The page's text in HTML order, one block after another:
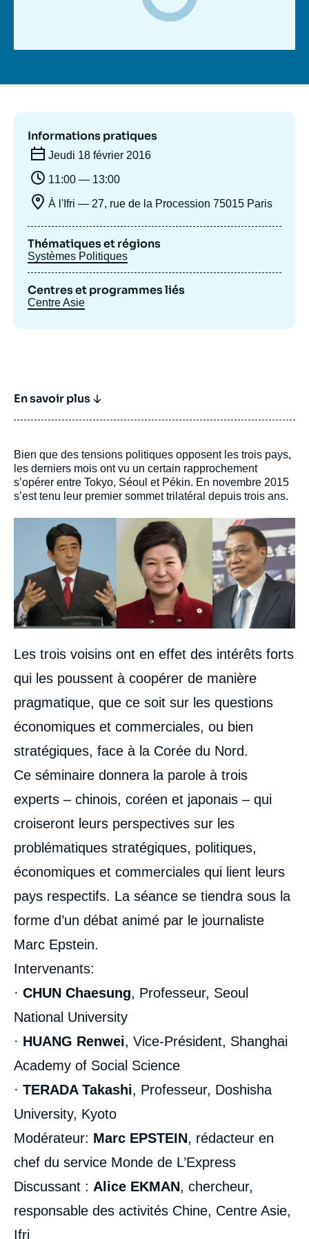
Se connecter
Informations pratiques
Jeudi 18 février 2016
11:00 — 13:00
À l'Ifri — 27, rue de la Procession 75015 Paris
Thématiques et régions
Systèmes Politiques
Centres et programmes liés
Centre Asie
En savoir plus
Bien que des tensions politiques opposent les trois pays,
les derniers mois ont vu un certain rapprochement
s’opérer entre Tokyo, Séoul et Pékin. En novembre 2015
s’est tenu leur premier sommet trilatéral depuis trois ans.
Les trois voisins ont en effet des intérêts forts
qui les poussent à coopérer de manière
pragmatique, que ce soit sur les questions
économiques et commerciales, ou bien
stratégiques, face à la Corée du Nord.
Ce séminaire donnera la parole à trois
experts – chinois, coréen et japonais – qui
croiseront leurs perspectives sur les
problématiques stratégiques, politiques,
économiques et commerciales qui lient leurs
pays respectifs. La séance se tiendra sous la
forme d’un débat animé par le journaliste
Marc Epstein.
Intervenants:
· CHUN Chaesung, Professeur, Seoul
National University
· HUANG Renwei, Vice-Président, Shanghai
Academy of Social Science
· TERADA Takashi, Professeur, Doshisha
University, Kyoto
Modérateur: Marc EPSTEIN, rédacteur en
chef du service Monde de L’Express
Discussant : Alice EKMAN, chercheur,
responsable des activités Chine, Centre Asie,
Ifri